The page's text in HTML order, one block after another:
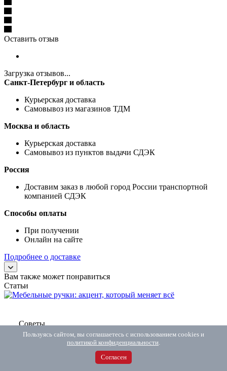
Оставить отзыв
Загрузка отзывов...
Санкт-Петербург и область
Курьерская доставка
Самовывоз из магазинов ТДМ
Москва и область
Курьерская доставка
Самовывоз из пунктов выдачи СДЭК
Россия
Доставим заказ в любой город России транспортной
компанией СДЭК
Способы оплаты
При получении
Онлайн на сайте
Подробнее о доставке
Вам также может понравиться
Статьи
Советы
— 26.03.2025
Мебельные ручки: акцент, который меняет всё
Пользуясь сайтом, вы соглашаетесь с использованием cookies и
политикой конфиденциальности.
Согласен